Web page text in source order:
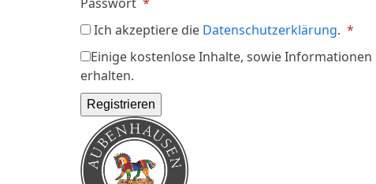
Ich akzeptiere die Datenschutzerklärung. *
Einige kostenlose Inhalte, sowie
erhalten.
Registrieren